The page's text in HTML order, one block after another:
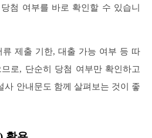
첨 여부를 바로 확인할 수 있습니
제출 기한, 대출 가능 여부 등 따
로, 단순히 당첨 여부만 확인하고
사 안내문도 함께 살펴보는 것이 좋